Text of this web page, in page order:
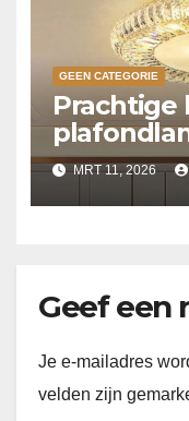
GEEN CATEGORIE
Prachtige
MRT 11, 2026
Geef een
Je e-mailadres
velden zijn